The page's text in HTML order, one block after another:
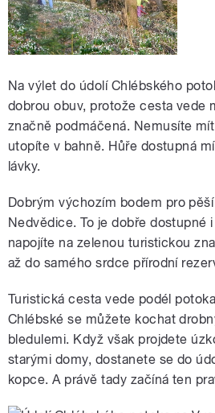
Na výlet do údolí Chlébského
dobrou obuv, protože cesta vede
značně podmáčená. Nemusíte
utopíte v bahně. Hůře dostupná
lávky.
Dobrým výchozím bodem pro
Nedvědice. To je dobře dostupné
napojíte na zelenou turistickou
až do samého srdce přírodní
Turistická cesta vede podél
Chlébské se můžete kochat
bledulemi. Když však projdete
starými domy, dostanete se do
kopce. A právě tady začíná ten